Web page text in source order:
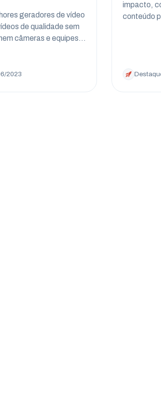
geradores de vídeo
de qualidade sem
câmeras e equipes…
2023
impacto,
conteúdo